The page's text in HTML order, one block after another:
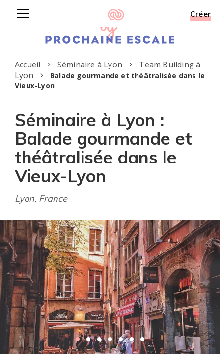
Toggle
Créer
Accueil Séminaire à Lyon
Team Building à
Lyon
Balade gourmande et théâtralisée dans le
Vieux-Lyon
Séminaire à Lyon :
Balade gourmande et
théâtralisée dans le
Vieux-Lyon
Lyon, France